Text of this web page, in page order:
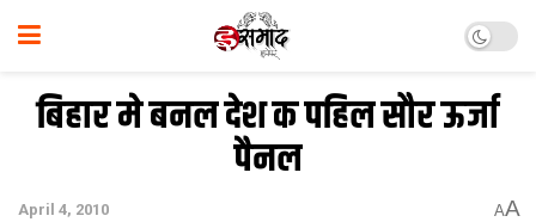
बिहार मे बनल देश क पहिल सौर ऊर्जा
पैनल
April 4, 2010 AA